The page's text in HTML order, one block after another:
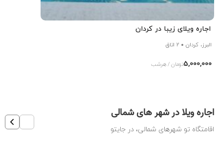
اجاره ویلای زیبا در کردان
البرز، کردان 2 اتاق
5,000,000تومان / هرشب
اجاره ویلا در شهر های شمالی
اقامتگاه تو شهرهای شمالی، در جایتو